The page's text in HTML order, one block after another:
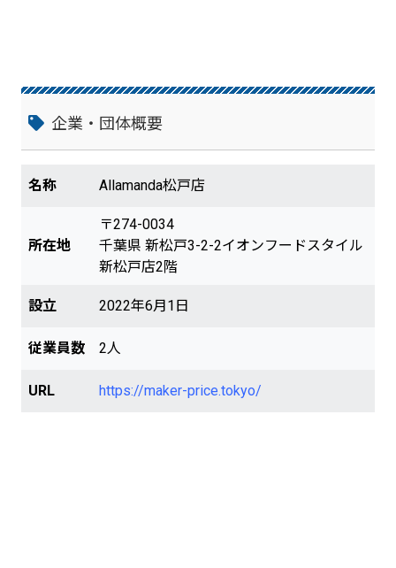
歩10分の場所にあり、来店を大歓迎してい
企業・団体概要
名称 Allamanda松戸店
所在地
〒274-0034
千葉県 新松戸3-2-2イオンフードスタイル
新松戸店2階
設立 2022年6月1日
従業員数 2人
URL https://maker-price.tokyo/